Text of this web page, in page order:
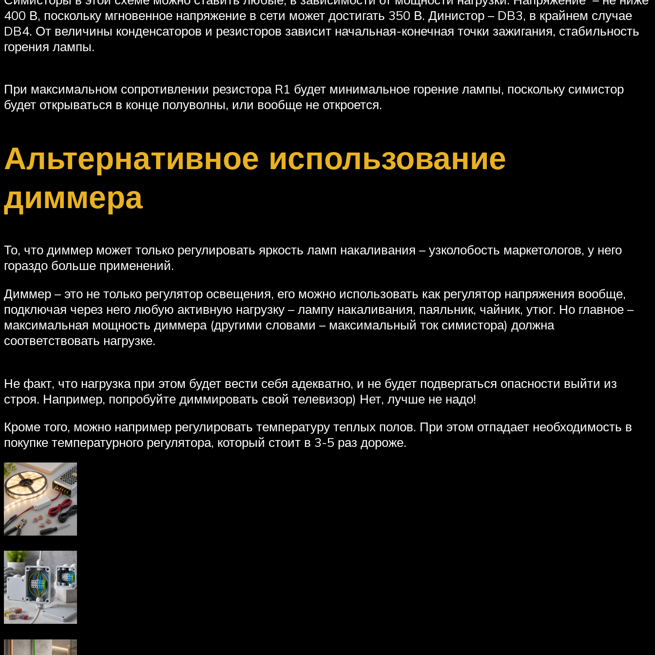
400 В, поскольку мгновенное напряжение в сети может достигать 350 В. Динистор – DB3, в крайнем случае
DB4. От величины конденсаторов и резисторов зависит начальная-конечная точки зажигания, стабильность
горения лампы.
При максимальном сопротивлении резистора R1 будет минимальное горение лампы, поскольку симистор
будет открываться в конце полуволны, или вообще не откроется.
Альтернативное использование
диммера
То, что диммер может только регулировать яркость ламп накаливания – узколобость маркетологов, у него
гораздо больше применений.
Диммер – это не только регулятор освещения, его можно использовать как регулятор напряжения вообще,
подключая через него любую активную нагрузку – лампу накаливания, паяльник, чайник, утюг. Но главное –
максимальная мощность диммера (другими словами – максимальный ток симистора) должна
соответствовать нагрузке.
Не факт, что нагрузка при этом будет вести себя адекватно, и не будет подвергаться опасности выйти из
строя. Например, попробуйте диммировать свой телевизор) Нет, лучше не надо!
Кроме того, можно например регулировать температуру теплых полов. При этом отпадает необходимость в
покупке температурного регулятора, который стоит в 3-5 раз дороже.